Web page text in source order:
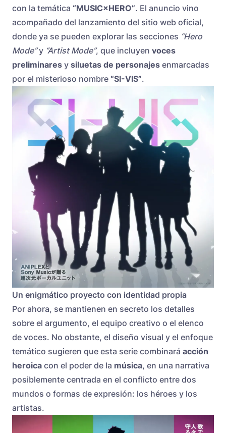
con la temática “MUSIC×HERO”. El anuncio vino
acompañado del lanzamiento del sitio web oficial,
donde ya se pueden explorar las secciones “Hero
Mode”y “Artist Mode”, que incluyen voces
preliminares y siluetas de personajes enmarcadas
por el misterioso nombre “SI-VIS”.
Un enigmático proyecto con identidad propia
Por ahora, se mantienen en secreto los detalles
sobre el argumento, el equipo creativo o el elenco
de voces. No obstante, el diseño visual y el enfoque
temático sugieren que esta serie combinará acción
heroica con el poder de la música, en una narrativa
posiblemente centrada en el conflicto entre dos
mundos o formas de expresión: los héroes y los
artistas.